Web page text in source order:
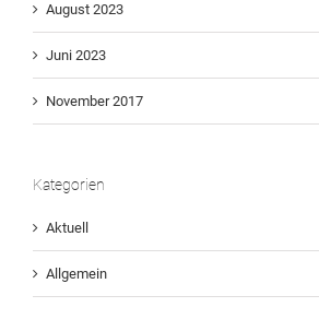
August 2023
Juni 2023
November 2017
Kategorien
Aktuell
Allgemein